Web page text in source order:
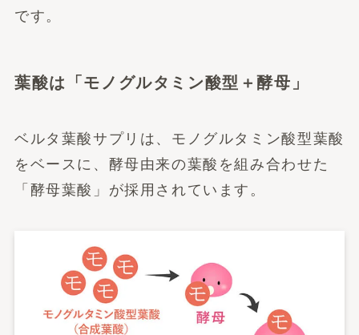
です。
葉酸は「モノグルタミン酸型＋酵母」
ベルタ葉酸サプリは、モノグルタミン酸型葉酸
をベースに、酵母由来の葉酸を組み合わせた
「酵母葉酸」が採用されています。